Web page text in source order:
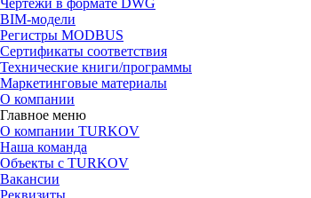
Чертежи в формате DWG
BIM-модели
Регистры MODBUS
Сертификаты соответствия
Технические книги/программы
Маркетинговые материалы
О компании
Главное меню
О компании TURKOV
Наша команда
Объекты с TURKOV
Вакансии
Реквизиты